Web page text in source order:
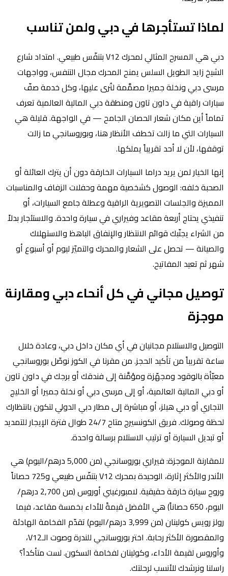
لماذا تستأجرها في دبي ولمن تناسب
دبي هي المسرح المثالي لمحرك V12 بتنفّس طبيعي. امتداد شارع
الشيخ زايد الطويل السلس يمنح المحرك مجال التنفس، وواجهات
مرسى دبي ونخلة جميرا مصمَّمة لتُرى عليها، وكل خدمة صفّ
سيارات راقية في داون تاون ومنطقة دبي المالية العالمية تعرف
تماماً أين مكان شعار الحصان الجامح — في الواجهة. قليلة هي
السيارات التي ما زالت تخطف الأنظار هنا، وبوروسانجي ما زالت
توقفها، لأن لا أحد تقريباً يملكها.
إنها الخيار لمن يريد دراما السيارات الخارقة دون أن يترك العائلة أو
الصحبة خلفه: الوصول كشخصية مهمة وحفلات الزفاف والمناسبات
المميزة والجلسات التصويرية الراقية وعطلة جامع السيارات، أو
تنفيذي يحتاج أربعة مقاعد وفيراري في سيارة واحدة. والاستئجار بدلاً
من الشراء يجنّبك قوائم الانتظار والإنفاق الباهظ والاستهلاك
والصيانة — تحصل على الشعار والمحرك والتميّز ليوم أو أسبوع أو
شهر ثم تعيد المفاتيح.
توصيل مجاني في كل أنحاء دبي ومقارنة
موجزة
التوصيل والاستلام مجانيان في أي مكان داخل دبي، وعادة خلال
ساعة تقريباً من تأكيد الحجز. من مقرنا في الكوز نوصّل بوروسانجي
معبّأة بالوقود ومجهّزة ومؤمَّنة إلى فندقك أو برجك في داون تاون
أو دبي المالية العالمية، أو إلى مرسى دبي أو نخلة جميرا أو الخليج
التجاري أو دبي هيلز، أو مباشرة إلى مطار دبي الدولي لتكون بانتظارك
لحظة وصولك. فريق الكونسيرج متاح 24/7 طوال فترة الإيجار للتمديد
أو تبديل السيارة أو ترتيب الاستلام برسالة واحدة.
للمقارنة الموجزة: فيراري بوروسانجي (من 5,000 درهم/اليوم) هي
الأندر والأكثر إثارة، الوحيدة بمحرك V12 بتنفّس طبيعي و725 حصاناً
وروح سيارة خارقة حقيقية. لامبورغيني أوروس (من 2,700 درهم/
اليوم، 650 حصاناً) هي الأفضل قيمةً للأداء بخمسة مقاعد، فيما
رولز رويس كولينان (من 3,999 درهم/اليوم) تقدّم الفخامة الهادئة
والمقصورة الأكثر رحابة. اختر بوروسانجي للندرة وصوت الـV12،
وأوروس لقيمة الأداء، وكولينان لفخامة السكون. لست متأكداً؟
راسلنا ونرشدك للأنسب لرحلتك.